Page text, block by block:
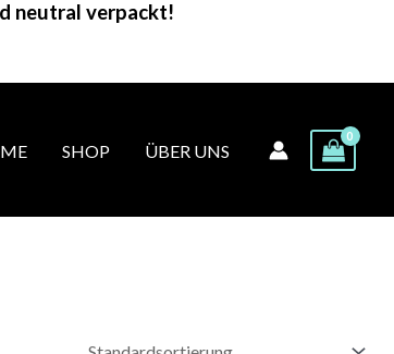
neutral verpackt!
SHOP ÜBER UNS